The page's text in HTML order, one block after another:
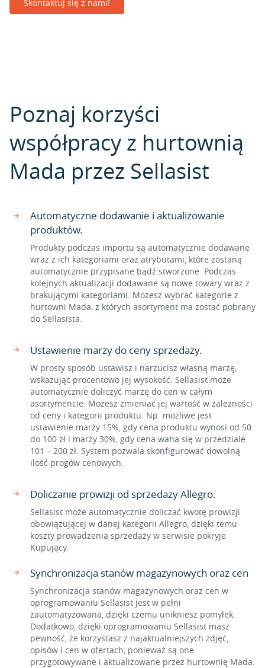
Skontaktuj się z nami!
Poznaj korzyści
współpracy z hurtownią
Mada przez Sellasist
Automatyczne dodawanie i aktualizowanie
produktów.
Produkty podczas importu są automatycznie dodawane
wraz z ich kategoriami oraz atrybutami, które zostaną
automatycznie przypisane bądź stworzone. Podczas
kolejnych aktualizacji dodawane są nowe towary wraz z
brakującymi kategoriami. Możesz wybrać kategorie z
hurtowni Mada, z których asortyment ma zostać pobrany
do Sellasista.
Ustawienie marży do ceny sprzedaży.
W prosty sposób ustawisz i narzucisz własną marżę,
wskazując procentowo jej wysokość. Sellasist może
automatycznie doliczyć marżę do cen w całym
asortymencie. Możesz zmieniać jej wartość w zależności
od ceny i kategorii produktu. Np. możliwe jest
ustawienie marży 15%, gdy cena produktu wynosi od 50
do 100 zł i marży 30%, gdy cena waha się w przedziale
101 – 200 zł. System pozwala skonfigurować dowolną
ilość progów cenowych.
Doliczanie prowizji od sprzedaży Allegro.
Sellasist może automatycznie doliczać kwotę prowizji
obowiązującej w danej kategorii Allegro, dzięki temu
koszty prowadzenia sprzedaży w serwisie pokryje
Kupujący.
Synchronizacja stanów magazynowych oraz cen
Synchronizacja stanów magazynowych oraz cen w
oprogramowaniu Sellasist jest w pełni
zautomatyzowana, dzięki czemu unikniesz pomyłek.
Dodatkowo, dzięki oprogramowaniu Sellasist masz
pewność, że korzystasz z najaktualniejszych zdjęć,
opisów i cen w ofertach, ponieważ są one
przygotowywane i aktualizowane przez hurtownię Mada.